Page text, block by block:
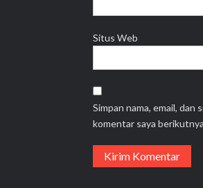
Situs Web
Simpan nama, email,
komentar saya